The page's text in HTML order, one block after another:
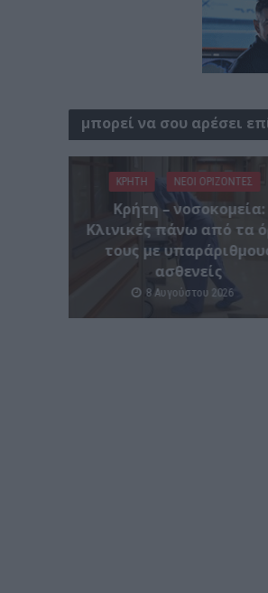
μπορεί να σου αρέσει
ΚΡΗΤΗ ΝΕΟΙ ΟΡΙΖΟΝΤΕΣ
Κρήτη – νοσοκομεία:
Κλινικές πάνω από τα
τους με
ασθενείς
8 Αυγούστου 2026